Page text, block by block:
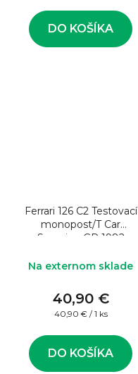
DO KOŠÍKA
Ferrari 126 C2 Testovací
monopost/T Car
S.marino GP 1982
formule
Na externom sklade
40,90 €
Jednotková
40,90 € / 1 ks
DO KOŠÍKA